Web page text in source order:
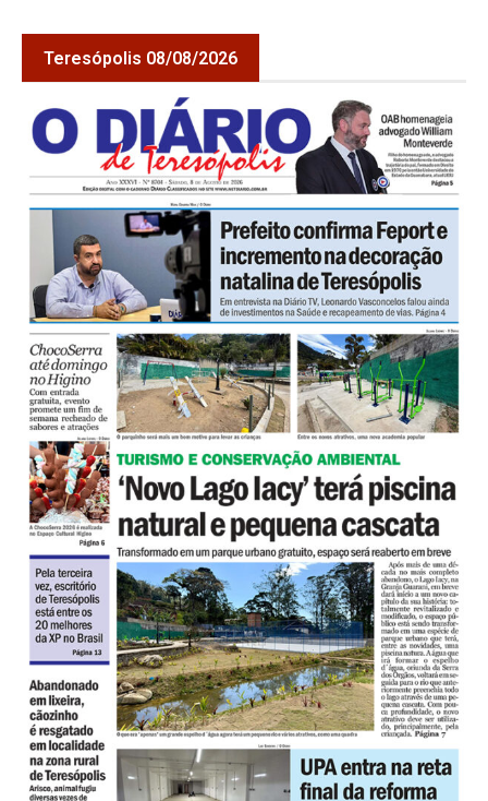
Teresópolis 08/08/2026